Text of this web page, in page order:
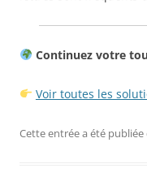
Continuez votre
Voir toutes les
Cette entrée a été publiée